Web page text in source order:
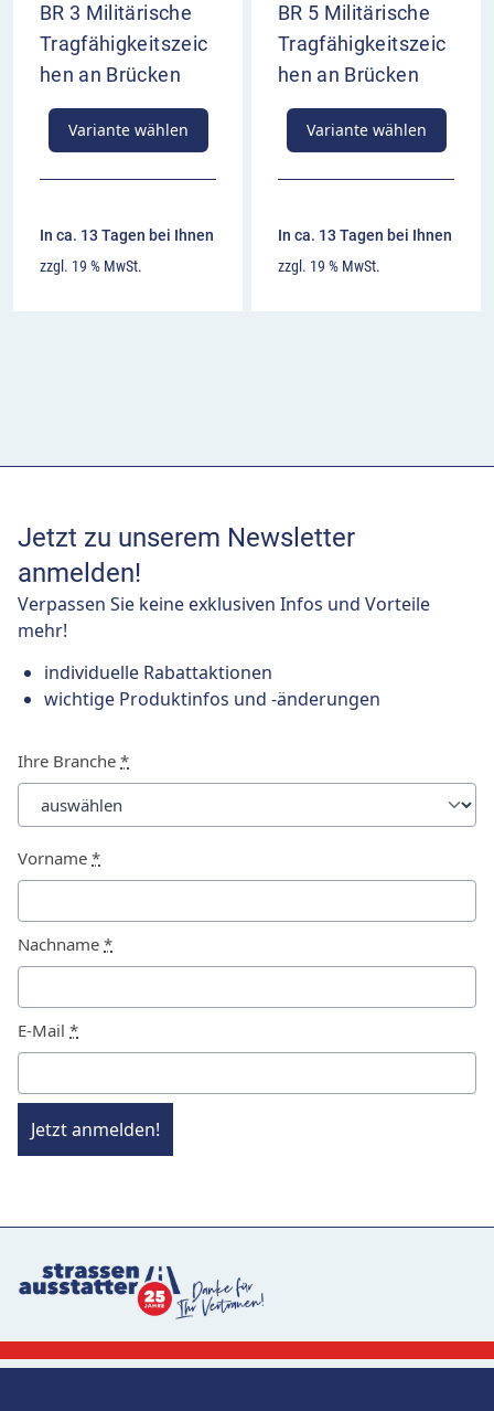
BR 3 Militärische
Tragfähigkeitszeic
hen an Brücken
Variante wählen
In ca. 13 Tagen bei Ihnen
zzgl. 19 % MwSt.
BR 5 Militärische
Tragfähigkeitszeic
hen an Brücken
Variante wählen
In ca. 13 Tagen bei Ihnen
zzgl. 19 % MwSt.
Jetzt zu unserem Newsletter
anmelden!
Verpassen Sie keine exklusiven Infos und Vorteile
mehr!
individuelle Rabattaktionen
wichtige Produktinfos und -änderungen
Ihre Branche *
Vorname *
Nachname *
E-Mail *
Jetzt anmelden!